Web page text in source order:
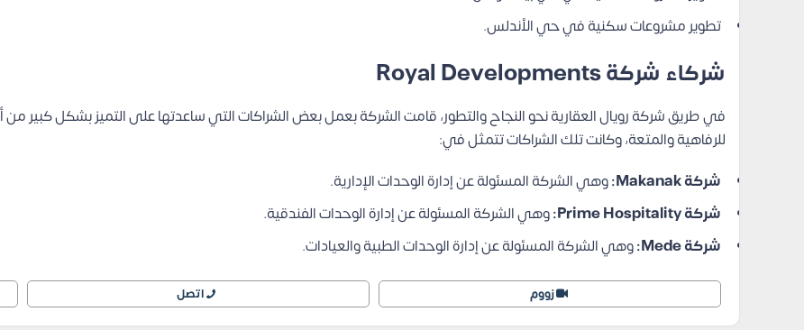
تطوير مشروعات سكنية في حي الأندلس.
شركاء شركة Royal Developments
في طريق شركة رويال العقارية نحو النجاح والتطور، قامت الشركة بعمل بعض الشراكات التي ساعدتها على التميز بشكل كبير
للرفاهية والمتعة، وكانت تلك الشراكات تتمثل في:
شركة Makanak:
وهي الشركة المسئولة عن إدارة الوحدات الإدارية.
شركة Prime Hospitality:
وهي الشركة المسئولة عن إدارة الوحدات الفندقية.
شركة Mede:
وهي الشركة المسئولة عن إدارة الوحدات الطبية والعيادات.
زووم اتصل